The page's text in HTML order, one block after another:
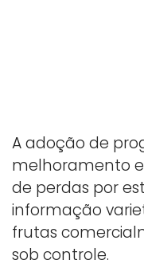
A adoção de
melhoramento
de perdas por
informação
frutas
sob controle.